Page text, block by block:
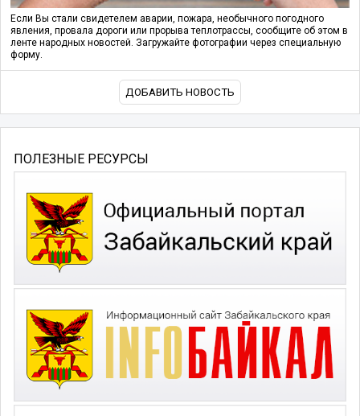
Если Вы стали свидетелем аварии, пожара, необычного погодного
явления, провала дороги или прорыва теплотрассы, сообщите об этом в
ленте народных новостей. Загружайте фотографии через специальную
форму.
ДОБАВИТЬ НОВОСТЬ
ПОЛЕЗНЫЕ РЕСУРСЫ